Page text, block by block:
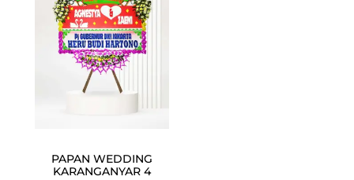
PAPAN WEDDING
KARANGANYAR 4